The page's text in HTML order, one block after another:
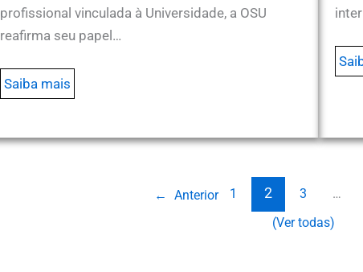
profissional vinculada à Universidade, a OSU
reafirma seu papel…
Saiba mais
← Anterior 1 2 3 …
(Ver todas)